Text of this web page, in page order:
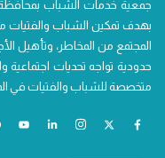
جمعية خدمات الشباب
بهدف تمكين الشباب
المجتمع من المخاطر، وتأهيل
حدودية تواجه تحديات اجتماعية
متخصصة للشباب والفتيات في